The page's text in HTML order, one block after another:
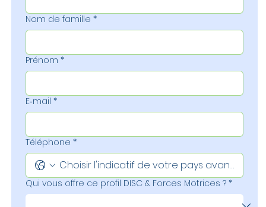
Nom de famille *
Prénom *
E‑mail *
Téléphone *
Qui vous offre ce profil DISC & Forces Motrices ? *